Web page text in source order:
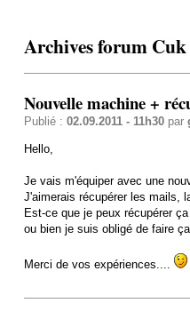
Archives forum Cuk
Nouvelle machine +
Publié : 02.09.2011 - 11h30par
Hello,
Je vais m'équiper avec une
J'aimerais récupérer les mails,
Est-ce que je peux récupérer
ou bien je suis obligé de faire
Merci de vos expériences....